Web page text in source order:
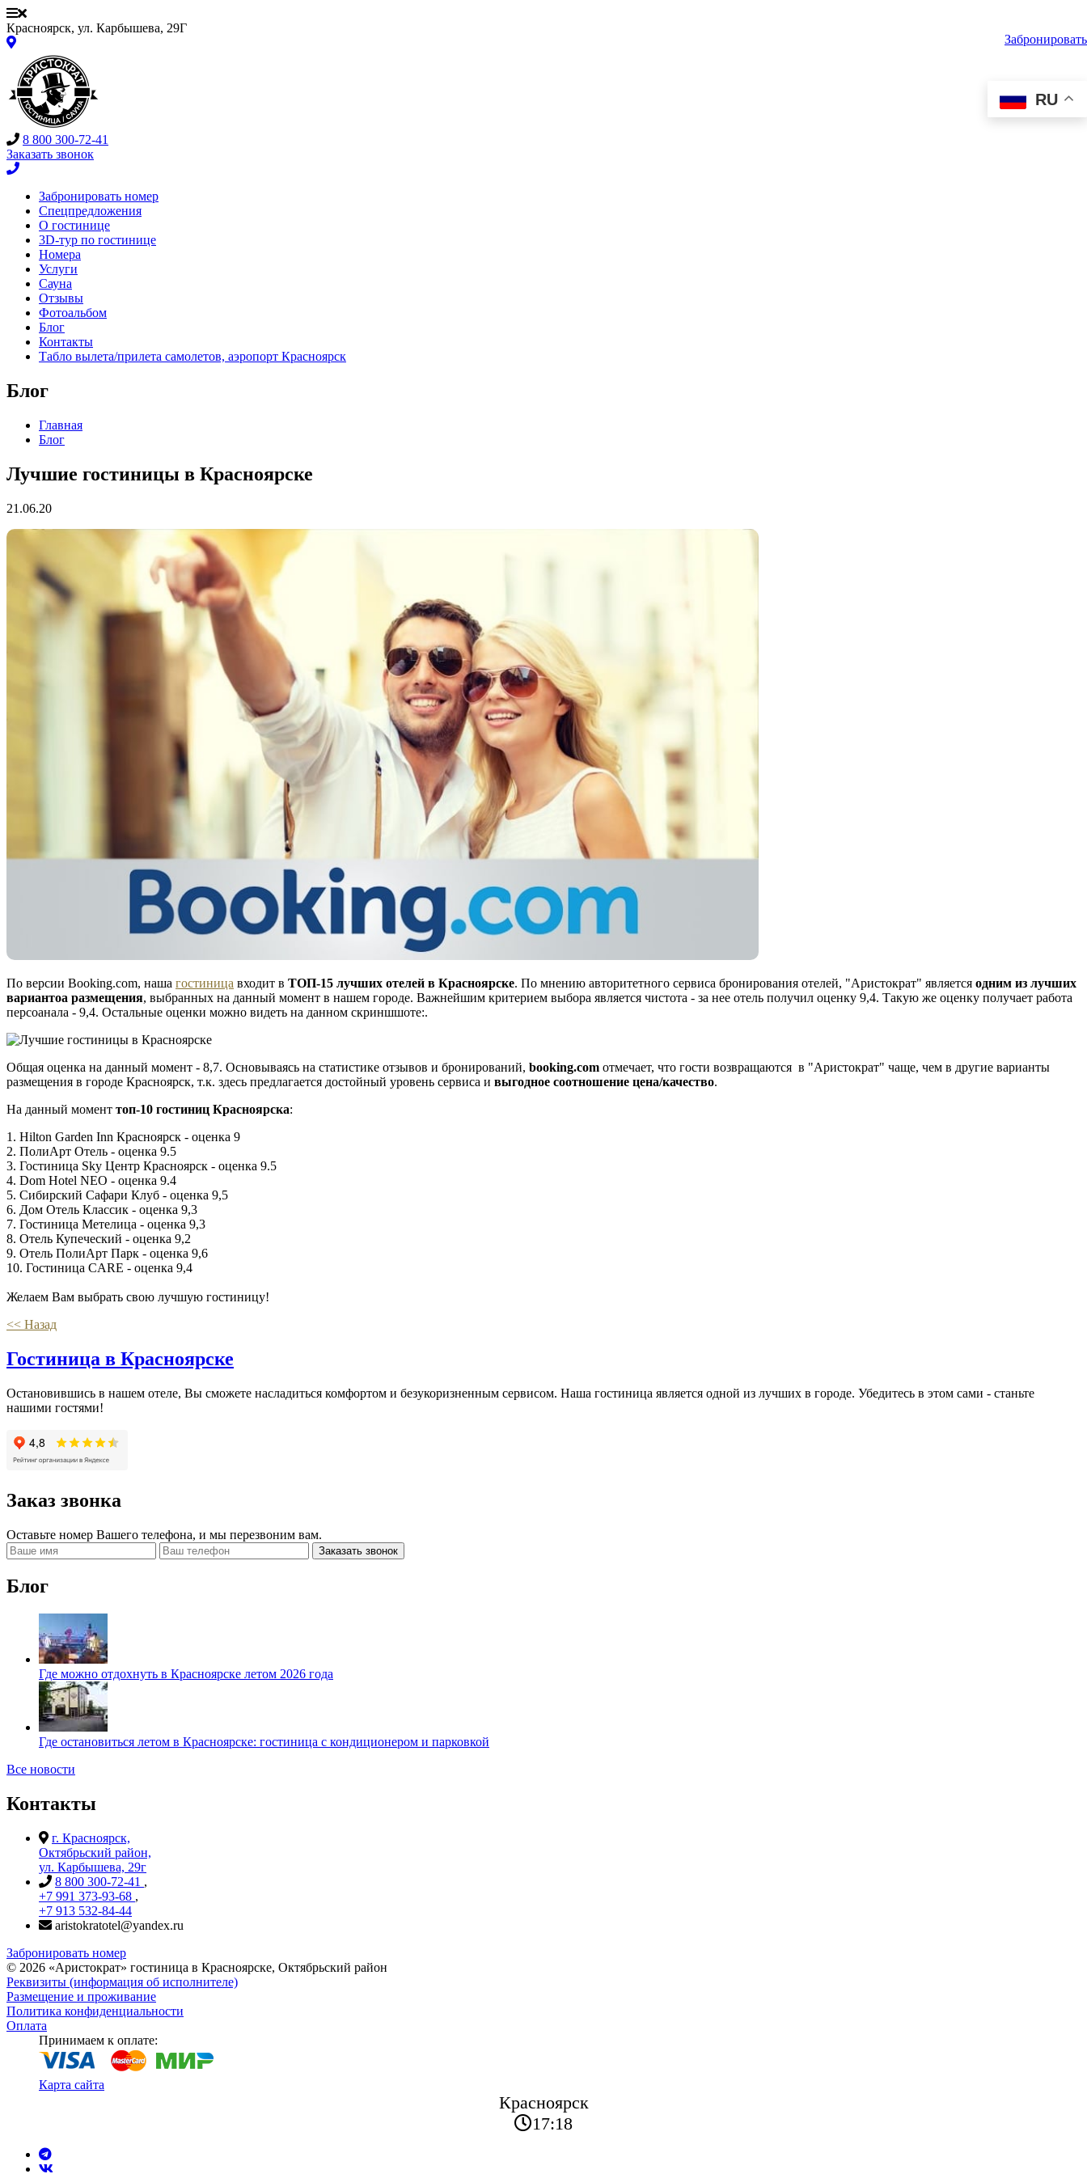
Красноярск, ул. Карбышева, 29Г
8 800 300-72-41
Заказать звонок
RU
Забронировать
Забронировать номер
Спецпредложения
О гостинице
3D-тур по гостинице
Номера
Услуги
Сауна
Отзывы
Фотоальбом
Блог
Контакты
Табло вылета/прилета самолетов, аэропорт Красноярск
Блог
Главная
Блог
Лучшие гостиницы в Красноярске
21.06.20
По версии Booking.com, наша гостиница входит в ТОП-15 лучших отелей в Красноярске. По мнению авторитетного сервиса бронирования отелей, "Аристократ" является одним из лучших
вариантоа размещения, выбранных на данный момент в нашем городе. Важнейшим критерием выбора является чистота - за нее отель получил оценку 9,4. Такую же оценку получает работа
персоанала - 9,4. Остальные оценки можно видеть на данном скриншшоте:.
Общая оценка на данный момент - 8,7. Основываясь на статистике отзывов и бронирований, booking.com отмечает, что гости возвращаются в "Аристократ" чаще, чем в другие варианты
размещения в городе Красноярск, т.к. здесь предлагается достойный уровень сервиса и выгодное соотношение цена/качество.
На данный момент топ-10 гостиниц Красноярска:
1. Hilton Garden Inn Красноярск - оценка 9
2. ПолиАрт Отель - оценка 9.5
3. Гостиница Sky Центр Красноярск - оценка 9.5
4. Dom Hotel NEO - оценка 9.4
5. Сибирский Сафари Клуб - оценка 9,5
6. Дом Отель Классик - оценка 9,3
7. Гостиница Метелица - оценка 9,3
8. Отель Купеческий - оценка 9,2
9. Отель ПолиАрт Парк - оценка 9,6
10. Гостиница CARE - оценка 9,4
Желаем Вам выбрать свою лучшую гостиницу!
<< Назад
Гостиница в Красноярске
Остановившись в нашем отеле, Вы сможете насладиться комфортом и безукоризненным сервисом. Наша гостиница является одной из лучших в городе. Убедитесь в этом сами - станьте
нашими гостями!
Заказ звонка
Оставьте номер Вашего телефона, и мы перезвоним вам.
Заказать звонок
Блог
Где можно отдохнуть в Красноярске летом 2026 года
Где остановиться летом в Красноярске: гостиница с кондиционером и парковкой
Все новости
Контакты
г. Красноярск,
Октябрьский район,
ул. Карбышева, 29г
8 800 300-72-41 ,
+7 991 373-93-68 ,
+7 913 532-84-44
aristokratotel@yandex.ru
Забронировать номер
© 2026 «Аристократ» гостиница в Красноярске, Октябрьский район
Реквизиты (информация об исполнителе)
Размещение и проживание
Политика конфиденциальности
Оплата
Принимаем к оплате:
Карта сайта
Красноярск
17:18